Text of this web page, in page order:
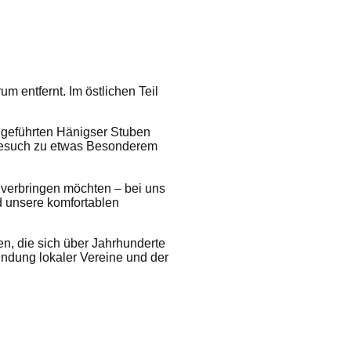
entfernt. Im östlichen Teil
Hänigser Stuben
zu etwas Besonderem
möchten – bei uns
komfortablen
die sich über Jahrhunderte
lokaler Vereine und der